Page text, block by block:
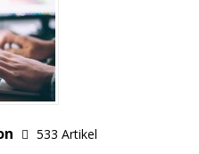
533 Artikel